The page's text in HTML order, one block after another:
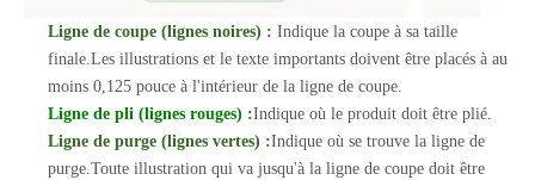
Ligne de coupe (lignes noires) : Indique la coupe à sa taille
finale.Les illustrations et le texte importants doivent être placés à au
moins 0,125 pouce à l'intérieur de la ligne de coupe.
Ligne de pli (lignes rouges) :Indique où le produit doit être plié.
Ligne de purge (lignes vertes) :Indique où se trouve la ligne de
purge.Toute illustration qui va jusqu'à la ligne de coupe doit être